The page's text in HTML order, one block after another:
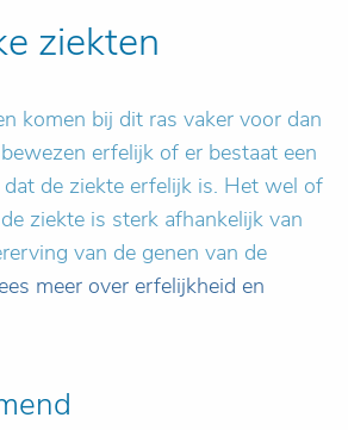
ziekten
komen bij dit ras vaker voor dan
erfelijk of er bestaat een
de ziekte erfelijk is. Het wel of
ziekte is sterk afhankelijk van
van de genen van de
meer over erfelijkheid en